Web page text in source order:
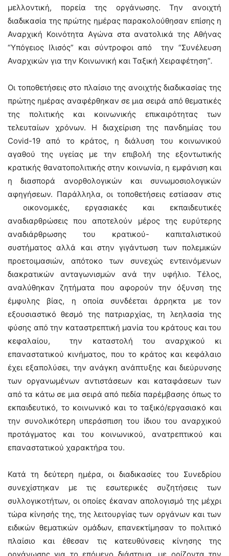
μελλοντική, πορεία της οργάνωσης. Την ανοιχτή
διαδικασία της πρώτης ημέρας παρακολούθησαν επίσης η
Αναρχική Κοινότητα Αγώνα στα ανατολικά της Αθήνας
“Υπόγειος Ιλισός” και σύντροφοι από την “Συνέλευση
Αναρχικών για την Κοινωνική και Ταξική Χειραφέτηση”.
Οι τοποθετήσεις στο πλαίσιο της ανοιχτής διαδικασίας της
πρώτης ημέρας αναφέρθηκαν σε μια σειρά από θεματικές
της πολιτικής και κοινωνικής επικαιρότητας των
τελευταίων χρόνων. Η διαχείριση της πανδημίας του
Covid-19 από το κράτος, η διάλυση του κοινωνικού
αγαθού της υγείας με την επιβολή της εξοντωτικής
κρατικής θανατοπολιτικής στην κοινωνία, η εμφάνιση και
η διασπορά ανορθολογικών και συνωμοσιολογικών
αφηγήσεων. Παράλληλα, οι τοποθετήσεις εστίασαν στις
οικονομικές, εργασιακές και εκπαιδευτικές
αναδιαρθρώσεις που αποτελούν μέρος της ευρύτερης
αναδιάρθρωσης του κρατικού- καπιταλιστικού
συστήματος αλλά και στην γιγάντωση των πολεμικών
προετοιμασιών, απότοκο των συνεχώς εντεινόμενων
διακρατικών ανταγωνισμών ανά την υφήλιο. Τέλος,
αναλύθηκαν ζητήματα που αφορούν την όξυνση της
έμφυλης βίας, η οποία συνδέεται άρρηκτα με τον
εξουσιαστικό θεσμό της πατριαρχίας, τη λεηλασία της
φύσης από την καταστρεπτική μανία του κράτους και του
κεφαλαίου, την καταστολή του αναρχικού κι
επαναστατικού κινήματος, που το κράτος και κεφάλαιο
έχει εξαπολύσει, την ανάγκη ανάπτυξης και διεύρυνσης
των οργανωμένων αντιστάσεων και καταφάσεων των
από τα κάτω σε μια σειρά από πεδία παρέμβασης όπως το
εκπαιδευτικό, το κοινωνικό και το ταξικό/εργασιακό και
την συνολικότερη υπεράσπιση του ίδιου του αναρχικού
προτάγματος και του κοινωνικού, ανατρεπτικού και
επαναστατικού χαρακτήρα του.
Κατά τη δεύτερη ημέρα, οι διαδικασίες του Συνεδρίου
συνεχίστηκαν με τις εσωτερικές συζητήσεις των
συλλογικοτήτων, οι οποίες έκαναν απολογισμό της μέχρι
τώρα κίνησής της, της λειτουργίας των οργάνων και των
ειδικών θεματικών ομάδων, επανεκτίμησαν το πολιτικό
πλαίσιο και έθεσαν τις κατευθύνσεις κίνησης της